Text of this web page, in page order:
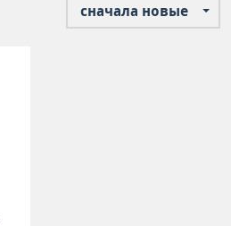
сначала новые